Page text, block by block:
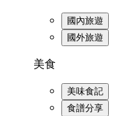
國內旅遊
國外旅遊
美食
美味食記
食譜分享